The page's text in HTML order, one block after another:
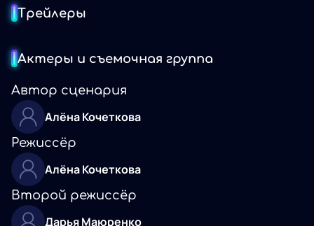
Трейлеры
Актеры и съемочная группа
Автор сценария
Алёна Кочеткова
Режиссёр
Алёна Кочеткова
Второй режиссёр
Дарья Маюренко